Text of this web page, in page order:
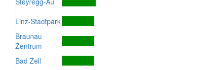
Linz-Stadtpark
Braunau
Zentrum
Bad Zell